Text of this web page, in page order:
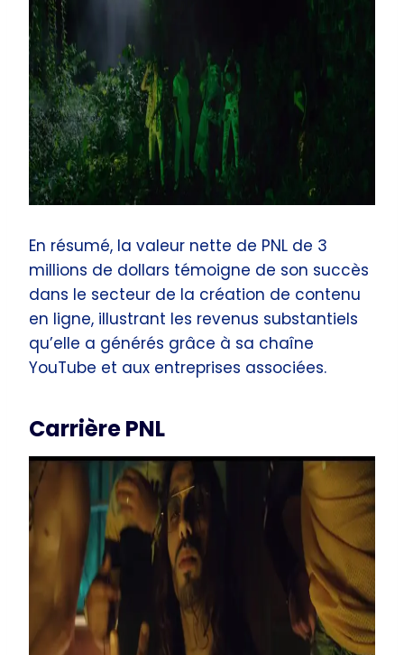
En résumé, la valeur nette de PNL de 3
millions de dollars témoigne de son succès
dans le secteur de la création de contenu
en ligne, illustrant les revenus substantiels
qu’elle a générés grâce à sa chaîne
YouTube et aux entreprises associées.
Carrière PNL